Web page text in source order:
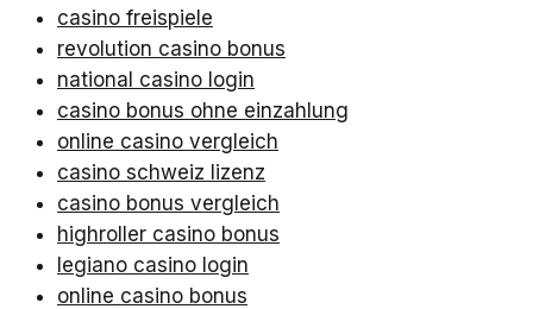
casino freispiele
revolution casino bonus
national casino login
casino bonus ohne einzahlung
online casino vergleich
casino schweiz lizenz
casino bonus vergleich
highroller casino bonus
legiano casino login
online casino bonus